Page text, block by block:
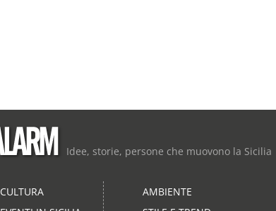
Idee, storie, persone che muovono la Sicilia
CULTURA
AMBIENTE